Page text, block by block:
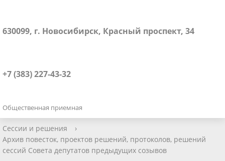
630099, г. Новосибирск, Красный проспект, 34
+7 (383) 227-43-32
Общественная приемная
Сессии и решения
›
Архив повесток, проектов решений, протоколов, решений
сессий Совета депутатов предыдущих созывов